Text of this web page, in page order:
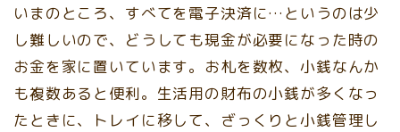
いまのところ、すべてを電子決済に…というのは少
し難しいので、どうしても現金が必要になった時の
お金を家に置いています。お札を数枚、小銭なんか
も複数あると便利。生活用の財布の小銭が多くなっ
たときに、トレイに移して、ざっくりと小銭管理し